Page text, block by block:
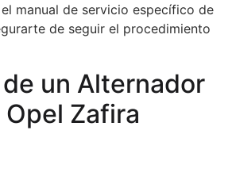
manual de servicio específico de
de seguir el procedimiento
un Alternador
Zafira